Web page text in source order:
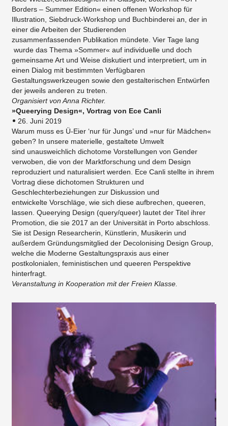
Borders – Summer Edition« einen offenen Workshop für
Illustration, Siebdruck-Workshop und Buchbinderei an, der in
einer die Arbeiten der Studierenden
zusammenfassenden Publikation mündete. Vier Tage lang
wurde das Thema »Sommer« auf individuelle und doch
gemeinsame Art und Weise diskutiert und interpretiert, um in
einen Dialog mit bestimmten Verfügbaren
Gestaltungswerkzeugen sowie den gestalterischen Entwürfen
der jeweils anderen zu treten.
Organisiert von Anna Richter.
»Queerying Design«, Vortrag von Ece Canli
26. Juni 2019
Warum muss es Ü-Eier ‘nur für Jungs’ und »nur für Mädchen«
geben? In unsere materielle, gestaltete Umwelt
sind unausweichlich dichotome Vorstellungen von Gender
verwoben, die von der Marktforschung und dem Design
reproduziert und naturalisiert werden. Ece Canli stellte in ihrem
Vortrag diese dichotomen Strukturen und
Geschlechterbeziehungen zur Diskussion und
entwickelte Vorschläge, wie sich diese aufbrechen, queeren,
lassen. Queerying Design (query/queer) lautet der Titel ihrer
Promotion, die sie 2017 an der Universität in Porto abschloss.
Sie ist Design Researcherin, Künstlerin, Musikerin und
außerdem Gründungsmitglied der Decolonising Design Group,
welche die Moderne Gestaltungspraxis aus einer
postkolonialen, feministischen und queeren Perspektive
hinterfragt.
Veranstaltung in Kooperation mit der Freien Klasse.